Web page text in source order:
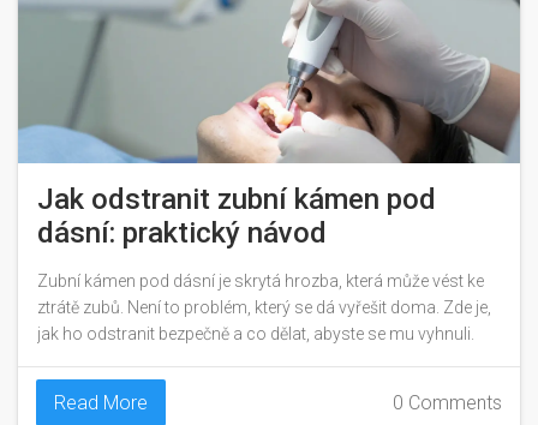
Jak odstranit zubní kámen pod
dásní: praktický návod
Zubní kámen pod dásní je skrytá hrozba, která může vést ke
ztrátě zubů. Není to problém, který se dá vyřešit doma. Zde je,
jak ho odstranit bezpečně a co dělat, abyste se mu vyhnuli.
Read More 0 Comments